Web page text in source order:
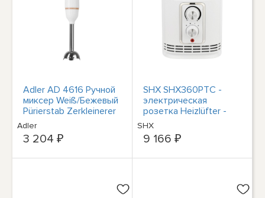
Adler AD 4616 Ручной
миксер Weiß/Бежевый
Pürierstab Zerkleinerer
Ручной миксер Mixstab
Adler
3 204 ₽
SHX SHX360PTC -
электрическая
розетка Heizlüfter -
1500 Вт - weiss
SHX
9 166 ₽